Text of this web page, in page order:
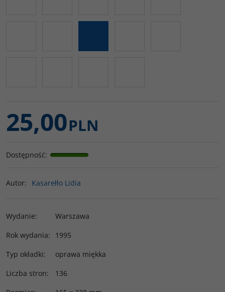
25,00PLN
Dostępność:
Autor: Kasarełło Lidia
Wydanie:
Warszawa
Rok wydania:
1995
Typ okładki:
oprawa miękka
Liczba stron:
136